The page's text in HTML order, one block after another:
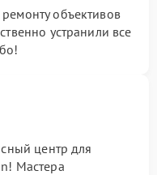
объективов
устранили все
центр для
Мастера